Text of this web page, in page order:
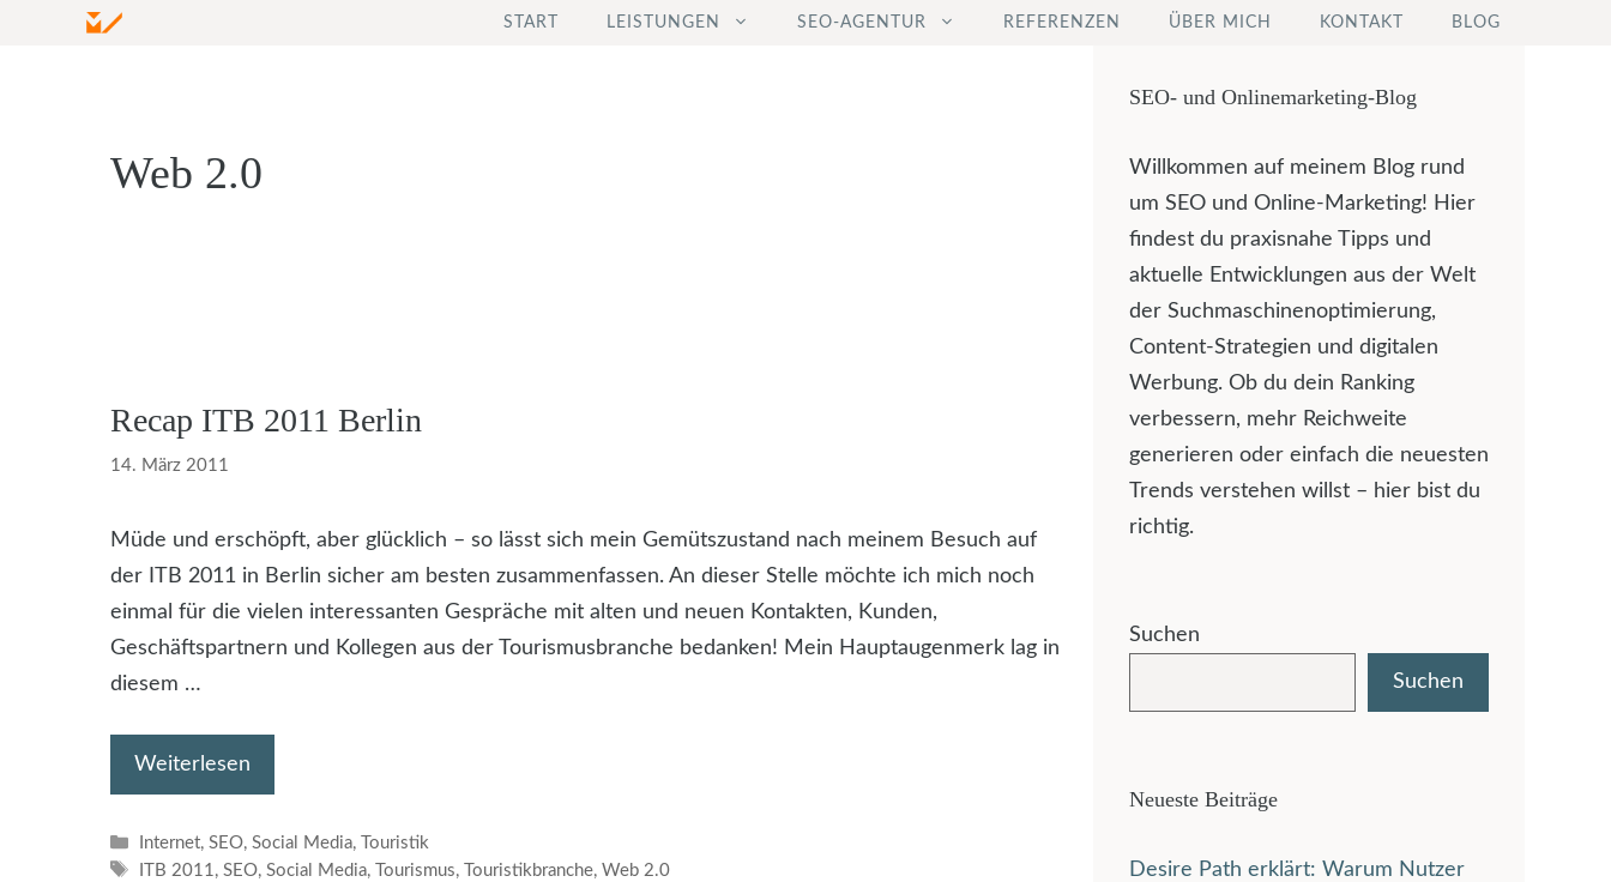
START LEISTUNGEN SEO-AGENTUR REFERENZEN ÜBER MICH KONTAKT BLOG
Web 2.0
Recap ITB 2011 Berlin
14. März 2011
Müde und erschöpft, aber glücklich – so lässt sich mein Gemütszustand nach meinem Besuch auf
der ITB 2011 in Berlin sicher am besten zusammenfassen. An dieser Stelle möchte ich mich noch
einmal für die vielen interessanten Gespräche mit alten und neuen Kontakten, Kunden,
Geschäftspartnern und Kollegen aus der Tourismusbranche bedanken! Mein Hauptaugenmerk lag in
diesem …
Weiterlesen
Kategorien
Internet,SEO,Social Media,
Touristik
Schlagwörter
ITB 2011 ,SEO,Social Media, Tourismus, Touristikbranche,Web 2.0
SEO- und Onlinemarketing-Blog
Willkommen auf meinem Blog rund
um SEO und Online-Marketing! Hier
findest du praxisnahe Tipps und
aktuelle Entwicklungen aus der Welt
der Suchmaschinenoptimierung,
Content-Strategien und digitalen
Werbung. Ob du dein Ranking
verbessern, mehr Reichweite
generieren oder einfach die neuesten
Trends verstehen willst – hier bist du
richtig.
Suchen
Suchen
Neueste Beiträge
Desire Path erklärt: Warum Nutzer